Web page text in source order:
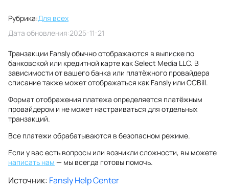
Рубрика:Для всех
Дата обновления:2025-11-21
Транзакции Fansly обычно отображаются в выписке по
банковской или кредитной карте как Select Media LLC. В
зависимости от вашего банка или платёжного провайдера
списание также может отображаться как Fansly или CCBill.
Формат отображения платежа определяется платёжным
провайдером и не может настраиваться для отдельных
транзакций.
Все платежи обрабатываются в безопасном режиме.
Если у вас есть вопросы или возникли сложности, вы можете
написать нам — мы всегда готовы помочь.
Источник: Fansly Help Center